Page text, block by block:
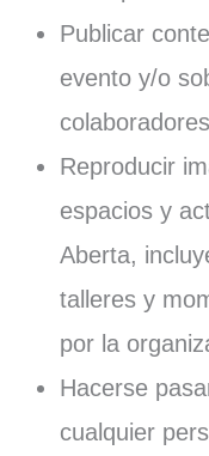
Publicar
evento y/o
Reproducir
espacios y
Aberta,
talleres y
por la
Hacerse
cualquier